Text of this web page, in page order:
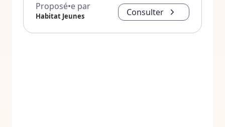
Proposé•e par
Habitat Jeunes Consulter